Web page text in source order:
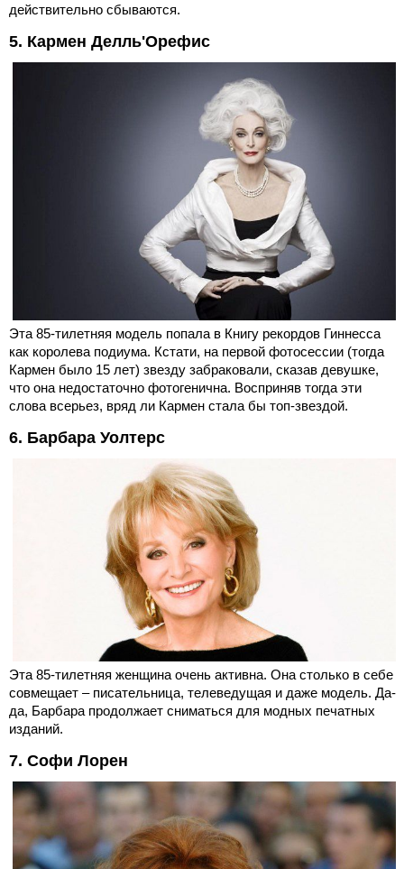
действительно сбываются.
5. Кармен Делль'Орефис
Эта 85-тилетняя модель попала в Книгу рекордов Гиннесса
как королева подиума. Кстати, на первой фотосессии (тогда
Кармен было 15 лет) звезду забраковали, сказав девушке,
что она недостаточно фотогенична. Восприняв тогда эти
слова всерьез, вряд ли Кармен стала бы топ-звездой.
6. Барбара Уолтерс
Эта 85-тилетняя женщина очень активна. Она столько в себе
совмещает – писательница, телеведущая и даже модель. Да-
да, Барбара продолжает сниматься для модных печатных
изданий.
7. Софи Лорен